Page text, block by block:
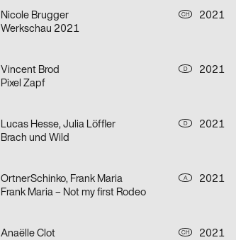
Nicole Brugger CH
2021
Werkschau 2021
Vincent Brod D
2021
Pixel Zapf
Lucas Hesse, Julia Löffler D
2021
Brach und Wild
OrtnerSchinko, Frank Maria A
2021
Frank Maria – Not my first Rodeo
Anaëlle Clot CH
2021